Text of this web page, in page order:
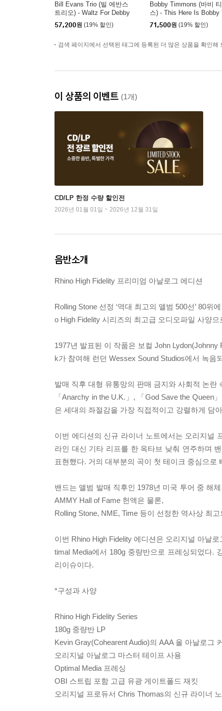
Bill Evans Trio (빌 에반스
트리오) - Waltz For Debby
[LP]
57,200원 (19% 할인)
Bobby Timmons (바비
스) - This Here Is Bobby
mmons [LP]
71,500원 (19% 할인)
검색 페이지에서 선택된 태그에 등록된 더 많은 상품을 확인해
이 상품의 이벤트 (1개)
CD/LP 한정 수량 할인전
2026년 01월 01일 ~ 2026년 12월 31일
음반소개
Rhino High Fidelity 프리미엄 아날로그 에디션
Rolling Stone 선정 ‘역대 최고의 앨범 500선’ 80
o High Fidelity 시리즈의 최고급 오디오파일 사양
1977년 발표된 이 작품은 보컬 John
k가 참여해 런던 Wessex Sound Studios에서 녹
발매 직후 대형 유통망의 판매 금지와 사회적 논
「Anarchy in the U.K.」, 「God Save the
은 세대의 좌절감을 가장 직접적이고 강렬하게 담
이번 에디션의 신규 라이너 노트에서는 오리지널
라인 대신 기타 리프를 한 옥타브 낮춰 연주하며
표현했다. 거의 대부분의 곡이 첫 테이크 중심으
밴드는 앨범 발매 직후인 1978년 미국 투어 중 해
AMMY Hall of Fame 헌액은 물론,
Rolling Stone, NME, Time 등이 선정한 역사상 최
이번 Rhino High Fidelity 에디션은 오리지널 아날
timal Media에서 180g 중량반으로 프레싱되었다.
리이슈이다.
*구성과 사양
Rhino High Fidelity Series
180g 중량반 LP
Kevin Gray(Cohearent Audio)의 AAA 올 아날로그
오리지널 아날로그 마스터 테이프 사용
Optimal Media 프레싱
OBI 스트립 포함 고급 유광 게이트폴드 재킷
오리지널 프로듀서 Chris Thomas의 신규 라이너